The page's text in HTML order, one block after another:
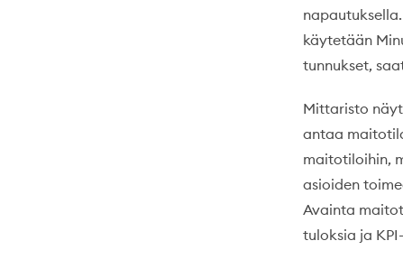
käytetään
tunnukset,
Mittaristo
antaa
maitotiloihin,
asioiden
Avainta
tuloksia ja